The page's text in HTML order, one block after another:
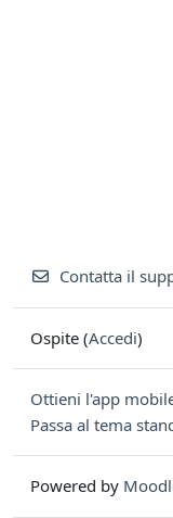
Contatta il
Ospite (Accedi)
Ottieni l'app
Passa al tema
Powered by